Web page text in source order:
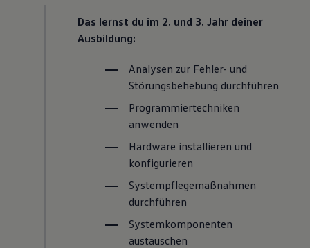
Das lernst du im 2. und 3. Jahr deiner
Ausbildung:
Analysen zur Fehler- und
Störungsbehebung durchführen
Programmiertechniken
anwenden
Hardware installieren und
konfigurieren
Systempflegemaßnahmen
durchführen
Systemkomponenten
austauschen